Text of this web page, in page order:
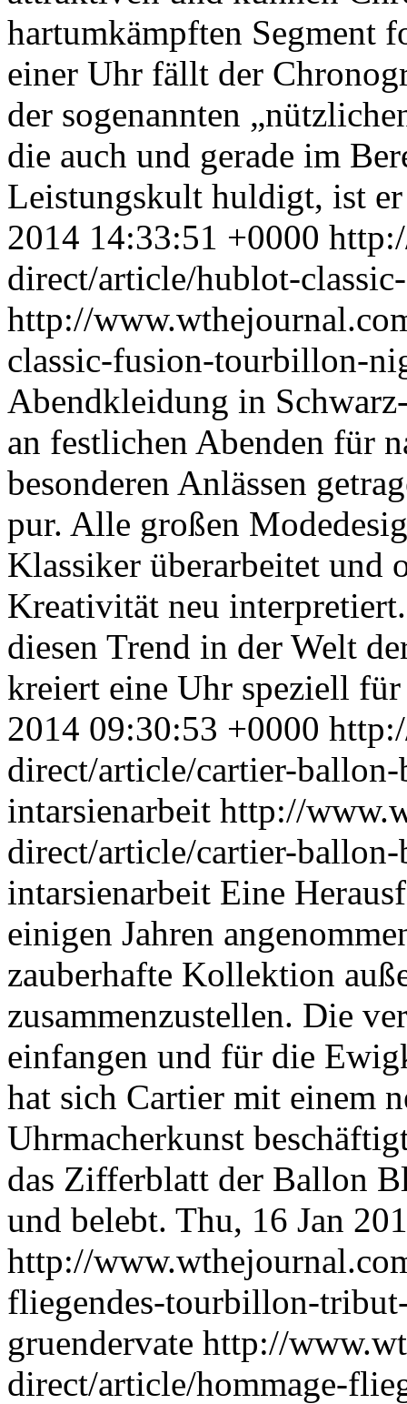
hartumkämpften Segment
einer Uhr fällt der
der sogenannten
die auch und gerade im
Leistungskult huldigt, ist
2014 14:33:51 +0000
direct/article/hublot-
http://
classic-fusion-tourbillon-
Abendkleidung in
an festlichen Abenden für
besonderen Anlässen
pur. Alle großen
Klassiker überarbeitet und
Kreativität neu
diesen Trend in der Welt
kreiert eine Uhr speziell
2014 09:30:53 +0000
direct/article/cartier-
intarsienarbeit http://
direct/article/cartier-
intarsienarbeit Eine
einigen Jahren
zauberhafte Kollektion
zusammenzustellen. Die
einfangen und für die
hat sich Cartier mit einem
Uhrmacherkunst
das Zifferblatt der Ballon
und belebt. Thu, 16 Jan
http://
fliegendes-tourbillon-
gruendervate http://
direct/article/hommage-